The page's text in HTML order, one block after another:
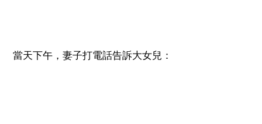
當天下午，妻子打電話告訴大女兒：